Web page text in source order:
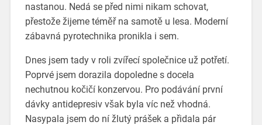
nastanou. Nedá se před nimi nikam schovat,
přestože žijeme téměř na samotě u lesa. Moderní
zábavná pyrotechnika pronikla i sem.
Dnes jsem tady v roli zvířecí společnice už potřetí.
Poprvé jsem dorazila dopoledne s docela
nechutnou kočičí konzervou. Pro podávání první
dávky antidepresiv však byla víc než vhodná.
Nasypala jsem do ní žlutý prášek a přidala pár